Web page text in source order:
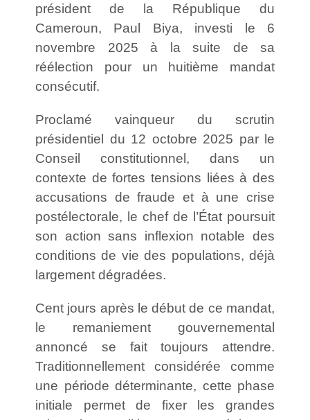
président de la République du
Cameroun, Paul Biya, investi le 6
novembre 2025 à la suite de sa
réélection pour un huitième mandat
consécutif.
Proclamé vainqueur du scrutin
présidentiel du 12 octobre 2025 par le
Conseil constitutionnel, dans un
contexte de fortes tensions liées à des
accusations de fraude et à une crise
postélectorale, le chef de l’État poursuit
son action sans inflexion notable des
conditions de vie des populations, déjà
largement dégradées.
Cent jours après le début de ce mandat,
le remaniement gouvernemental
annoncé se fait toujours attendre.
Traditionnellement considérée comme
une période déterminante, cette phase
initiale permet de fixer les grandes